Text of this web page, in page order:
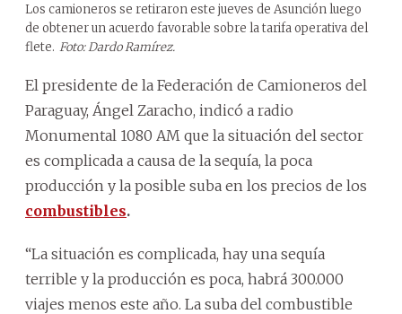
Los camioneros se retiraron este jueves de Asunción luego
de obtener un acuerdo favorable sobre la tarifa operativa del
flete. Foto: Dardo Ramírez.
El presidente de la Federación de Camioneros del
Paraguay, Ángel Zaracho, indicó a radio
Monumental 1080 AM que la situación del sector
es complicada a causa de la sequía, la poca
producción y la posible suba en los precios de los
combustibles.
“La situación es complicada, hay una sequía
terrible y la producción es poca, habrá 300.000
viajes menos este año. La suba del combustible